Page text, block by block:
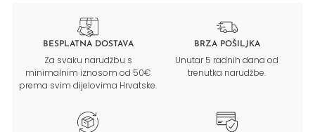
BESPLATNA DOSTAVA
Za svaku narudžbu s
minimalnim iznosom od 50€
prema svim dijelovima Hrvatske.
BRZA POŠILJKA
Unutar 5 radnih dana od
trenutka narudžbe.